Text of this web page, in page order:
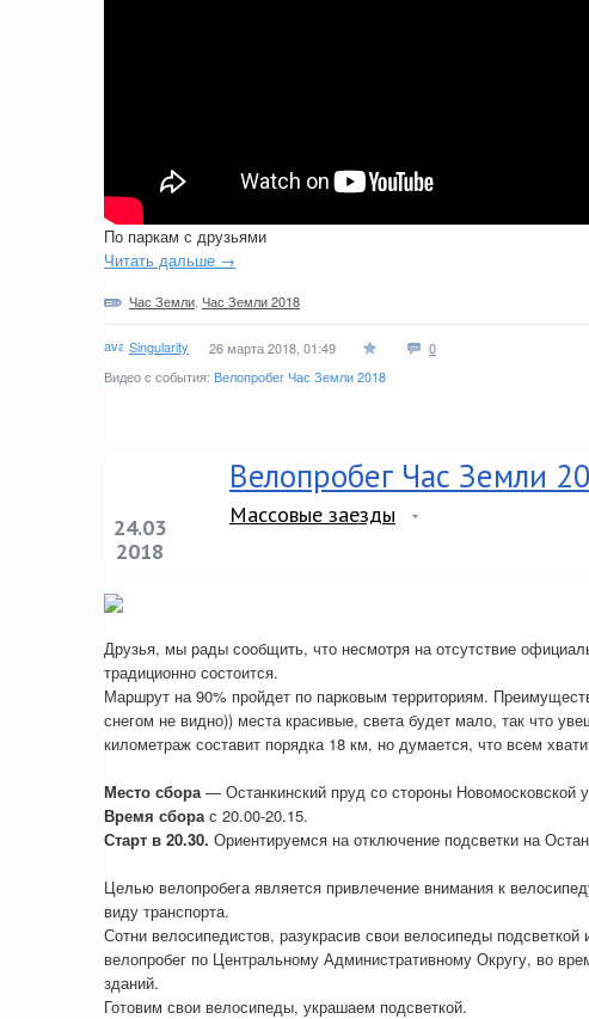
По паркам с друзьями
Читать дальше →
Час Земли Час Земли 2018
Singularity 26 марта 2018, 01:49 0
Видео с события: Велопробег Час Земли 2018
24.03
2018
Велопробег Час Земли
Массовые заезды
Друзья, мы рады сообщить, что несмотря на отсутствие
традиционно состоится.
Маршрут на 90% пройдет по парковым территориям.
снегом не видно)) места красивые, света будет мало, так что
километраж составит порядка 18 км, но думается, что всем
Место сбора— Останкинский пруд со стороны Новомосковской
Время сборас 20.00-20.15.
Старт в 20.30. Ориентируемся на отключение подсветки на
Целью велопробега является привлечение внимания к
виду транспорта.
Сотни велосипедистов, разукрасив свои велосипеды
велопробег по Центральному Административному Округу, во
зданий.
Готовим свои велосипеды, украшаем подсветкой.